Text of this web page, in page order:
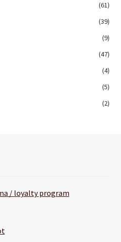
(61)
(39)
(9)
(47)
(4)
(5)
(2)
/ loyalty program